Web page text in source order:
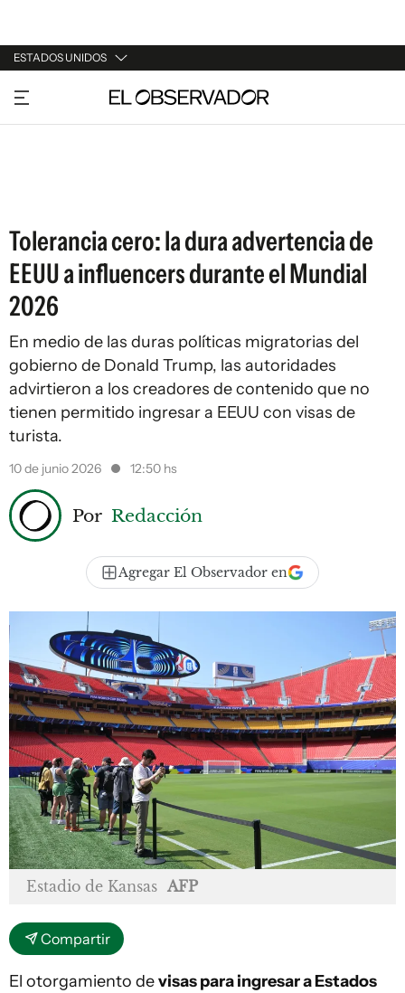
ESTADOS UNIDOS
URUGUAY
ARGENTINA
Tolerancia cero: la dura advertencia de
EEUU a influencers durante el Mundial
2026
En medio de las duras políticas migratorias del
gobierno de Donald Trump, las autoridades
advirtieron a los creadores de contenido que no
tienen permitido ingresar a EEUU con visas de
turista.
10 de junio 2026 12:50 hs
Por Redacción
Agregar El Observador en
Estadio de Kansas AFP
Compartir
El otorgamiento devisas para ingresar a Estados